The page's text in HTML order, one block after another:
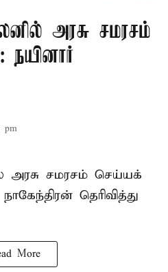
அரசு சமரசம்
நயினார்
pm
சமரசம் செய்யக்
தெரிவித்து
More